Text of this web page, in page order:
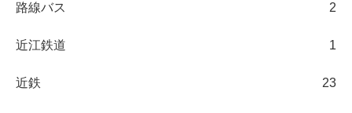
路線バス 2
近江鉄道 1
近鉄 23